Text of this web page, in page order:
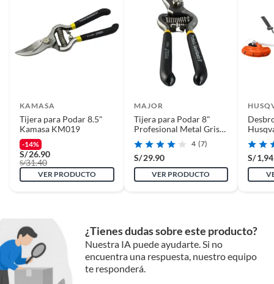
KAMASA
Tijera para Podar 8.5"
Kamasa KM019
-14%
S/26.90
S/31.40
VER PRODUCTO
MAJOR
Tijera para Podar 8"
Profesional Metal Gris
1x5x
4 (7)
S/ 29.90
VER PRODUCTO
S/
¿Tienes dudas sobre este producto?
Nuestra IA puede ayudarte. Si no
encuentra una respuesta, nuestro equipo
te responderá.